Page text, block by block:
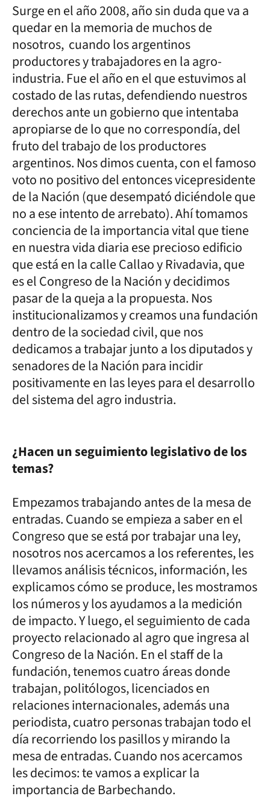
Surge en el año 2008, año sin duda que va a
quedar en la memoria de muchos de
nosotros, cuando los argentinos
productores y trabajadores en la agro-
industria. Fue el año en el que estuvimos al
costado de las rutas, defendiendo nuestros
derechos ante un gobierno que intentaba
apropiarse de lo que no correspondía, del
fruto del trabajo de los productores
argentinos. Nos dimos cuenta, con el famoso
voto no positivo del entonces vicepresidente
de la Nación (que desempató diciéndole que
no a ese intento de arrebato). Ahí tomamos
conciencia de la importancia vital que tiene
en nuestra vida diaria ese precioso edificio
que está en la calle Callao y Rivadavia, que
es el Congreso de la Nación y decidimos
pasar de la queja a la propuesta. Nos
institucionalizamos y creamos una fundación
dentro de la sociedad civil, que nos
dedicamos a trabajar junto a los diputados y
senadores de la Nación para incidir
positivamente en las leyes para el desarrollo
del sistema del agro industria.
¿Hacen un seguimiento legislativo de los
temas?
Empezamos trabajando antes de la mesa de
entradas. Cuando se empieza a saber en el
Congreso que se está por trabajar una ley,
nosotros nos acercamos a los referentes, les
llevamos análisis técnicos, información, les
explicamos cómo se produce, les mostramos
los números y los ayudamos a la medición
de impacto. Y luego, el seguimiento de cada
proyecto relacionado al agro que ingresa al
Congreso de la Nación. En el staff de la
fundación, tenemos cuatro áreas donde
trabajan, politólogos, licenciados en
relaciones internacionales, además una
periodista, cuatro personas trabajan todo el
día recorriendo los pasillos y mirando la
mesa de entradas. Cuando nos acercamos
les decimos: te vamos a explicar la
importancia de Barbechando.